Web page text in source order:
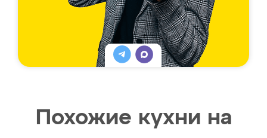
Похожие кухни на